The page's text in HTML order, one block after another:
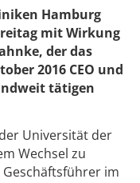
Hamburg
mit Wirkung
der das
2016 CEO und
tätigen
Universität der
Wechsel zu
im